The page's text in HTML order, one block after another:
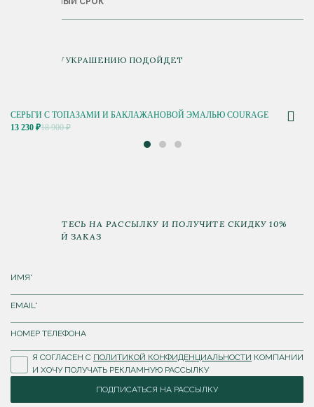
К ДАННОМУ УКРАШЕНИЮ ПОДОЙДЕТ
СЕРЬГИ С ТОПАЗАМИ И БАКЛАЖАНОВОЙ ЭМАЛЬЮ COURAGE
13 230 ₽18 900 ₽
ПОДПИШИТЕСЬ НА РАССЫЛКУ И ПОЛУЧИТЕ СКИДКУ 10%
НА ПЕРВЫЙ ЗАКАЗ
Я СОГЛАСЕН С ПОЛИТИКОЙ КОНФИДЕНЦИАЛЬНОСТИ КОМПАНИИ
И ХОЧУ ПОЛУЧАТЬ РЕКЛАМНУЮ РАССЫЛКУ
ПОДПИСАТЬСЯ НА РАССЫЛКУ